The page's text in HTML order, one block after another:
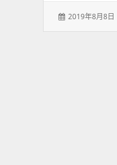
发
2019年8月8日